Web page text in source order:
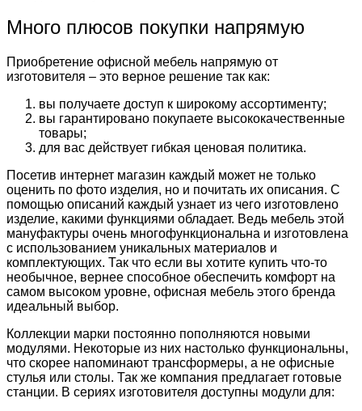
Много плюсов покупки напрямую
Приобретение офисной мебель напрямую от
изготовителя – это верное решение так как:
вы получаете доступ к широкому ассортименту;
вы гарантировано покупаете высококачественные
товары;
для вас действует гибкая ценовая политика.
Посетив интернет магазин каждый может не только
оценить по фото изделия, но и почитать их описания. С
помощью описаний каждый узнает из чего изготовлено
изделие, какими функциями обладает. Ведь мебель этой
мануфактуры очень многофункциональна и изготовлена
с использованием уникальных материалов и
комплектующих. Так что если вы хотите купить что-то
необычное, вернее способное обеспечить комфорт на
самом высоком уровне, офисная мебель этого бренда
идеальный выбор.
Коллекции марки постоянно пополняются новыми
модулями. Некоторые из них настолько функциональны,
что скорее напоминают трансформеры, а не офисные
стулья или столы. Так же компания предлагает готовые
станции. В сериях изготовителя доступны модули для: